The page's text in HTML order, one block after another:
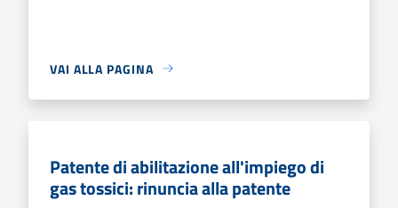
VAI ALLA PAGINA
Patente di abilitazione all'impiego di
gas tossici: rinuncia alla patente